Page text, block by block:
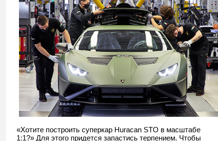
«Хотите построить суперкар Huracan STO в масштабе
1:1?» Для этого придется запастись терпением. Чтобы